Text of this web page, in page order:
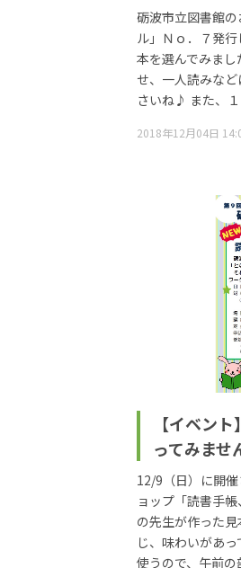
砺波市立図書館
ル」Ｎｏ．７発
本を選んでみま
せ、一人読みな
さいね♪ また、
2018年12月04日
【イベン
ってみませ
12/9（日）に開
ョップ「読書手
の先生が作った
じ、味わいがあ
使うので、午前の